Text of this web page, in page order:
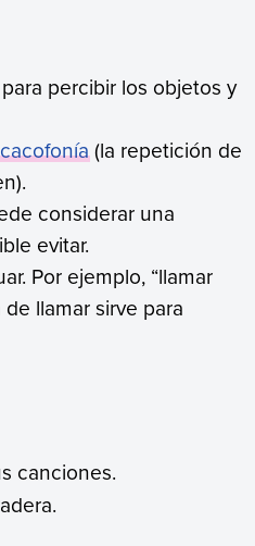
percibir los objetos y
cacofonía(la repetición de
considerar una
evitar.
Por ejemplo, “llamar
llamar sirve para
canciones.